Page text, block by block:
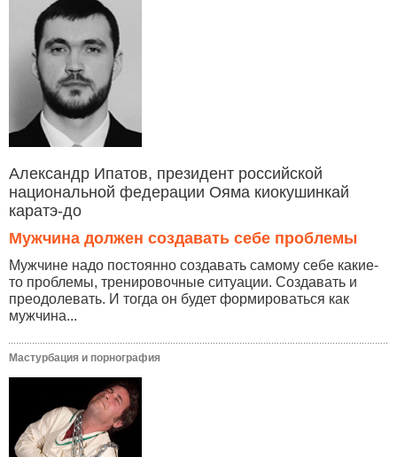
Александр Ипатов, президент российской
национальной федерации Ояма киокушинкай
каратэ-до
Мужчина должен создавать себе проблемы
Мужчине надо постоянно создавать самому себе какие-
то проблемы, тренировочные ситуации. Создавать и
преодолевать. И тогда он будет формироваться как
мужчина...
Мастурбация и порнография